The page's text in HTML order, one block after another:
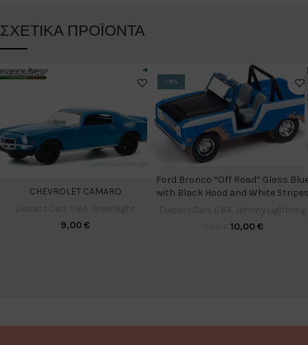
ΣΧΕΤΙΚΆ ΠΡΟΪΌΝΤΑ
CHEVROLET CAMARO
9,00€
-9%
Ford Bronco “Off Road” Gloss
with Black Hood and White
10,00€